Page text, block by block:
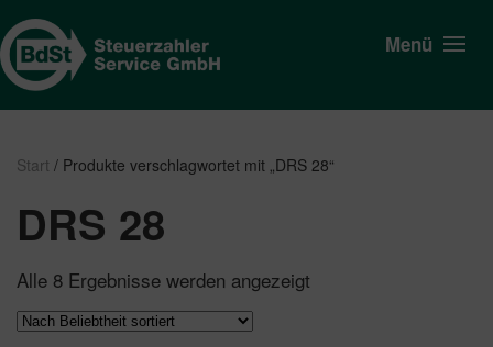
Menü
Start / Produkte verschlagwortet mit „DRS 28“
DRS 28
Alle 8 Ergebnisse werden angezeigt